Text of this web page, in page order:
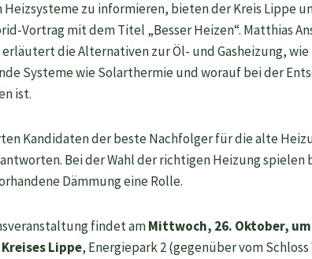
zu informieren, bieten der Kreis Lippe
Vortrag mit dem Titel „Besser Heizen“. Matthias
die Alternativen zur Öl- und Gasheizung,
Systeme wie Solarthermie und worauf bei der
ist.
Kandidaten der beste Nachfolger für die alte
Bei der Wahl der richtigen Heizung spielen
Dämmung eine Rolle.
findet amMittwoch, 26. Oktober, um
Lippe, Energiepark 2 (gegenüber vom